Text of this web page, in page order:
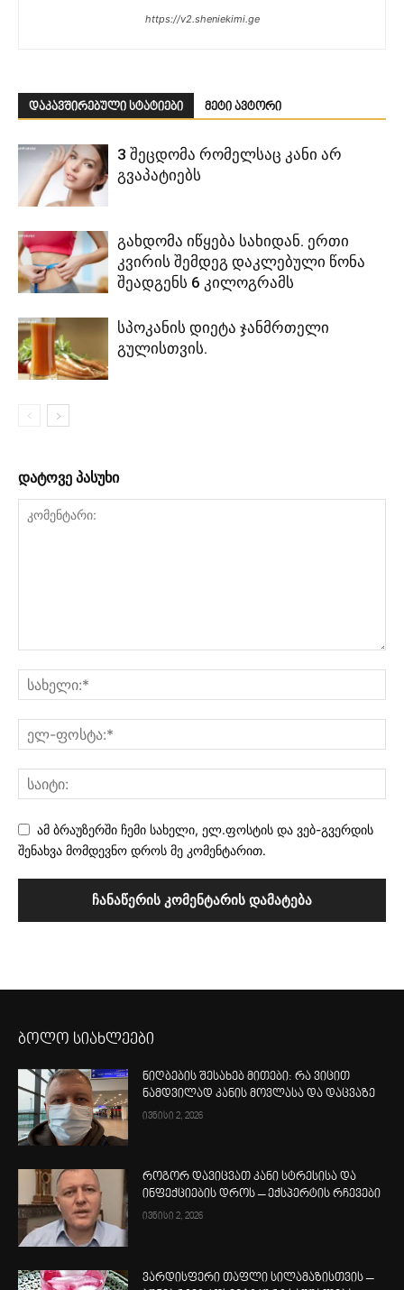
https://v2.sheniekimi.ge
დაკავშირებული სტატიები მეტი ავტორი
3 შეცდომა რომელსაც კანი არ
გვაპატიებს
გახდომა იწყება სახიდან. ერთი
კვირის შემდეგ დაკლებული წონა
შეადგენს 6 კილოგრამს
სპოკანის დიეტა ჯანმრთელი
გულისთვის.
დატოვე პასუხი
ამ ბრაუზერში ჩემი სახელი, ელ.ფოსტის და ვებ-გვერდის
შენახვა მომდევნო დროს მე კომენტარით.
ბოლო სიახლეები
ნიღბების შესახებ მითები: რა ვიცით
ნამდვილად კანის მოვლასა და დაცვაზე
ივნისი 2, 2026
როგორ დავიცვათ კანი სტრესისა და
ინფექციების დროს – ექსპერტის რჩევები
ივნისი 2, 2026
ვარდისფერი თაფლი სილამაზისთვის –